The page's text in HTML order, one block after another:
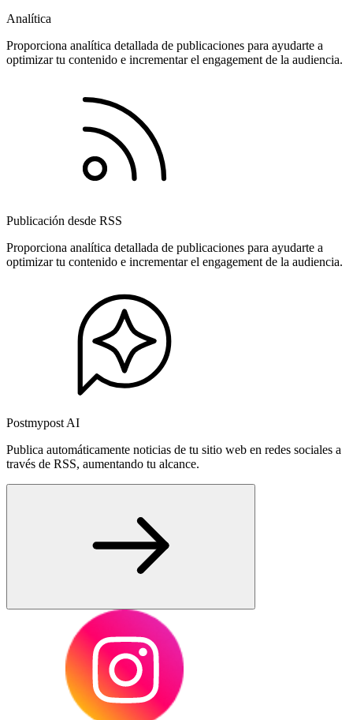
Analítica
Proporciona analítica detallada de publicaciones para ayudarte a
optimizar tu contenido e incrementar el engagement de la audiencia.
Publicación desde RSS
Proporciona analítica detallada de publicaciones para ayudarte a
optimizar tu contenido e incrementar el engagement de la audiencia.
Postmypost AI
Publica automáticamente noticias de tu sitio web en redes sociales a
través de RSS, aumentando tu alcance.